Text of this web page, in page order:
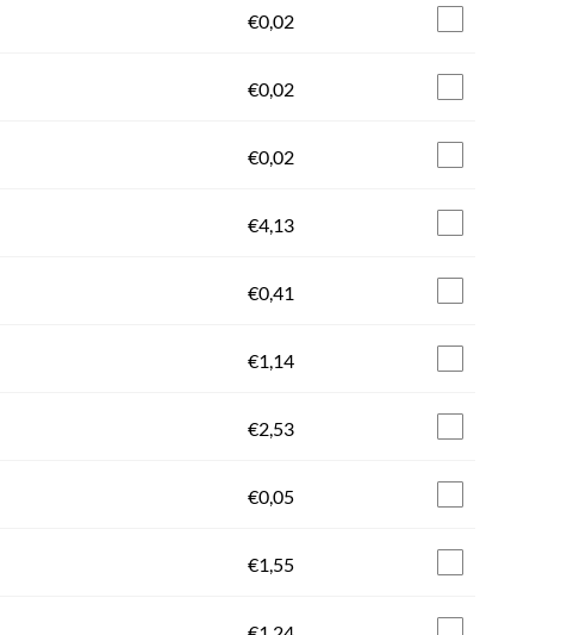
€0,02
€0,02
€0,02
€4,13
€0,41
€1,14
€2,53
€0,05
€1,55